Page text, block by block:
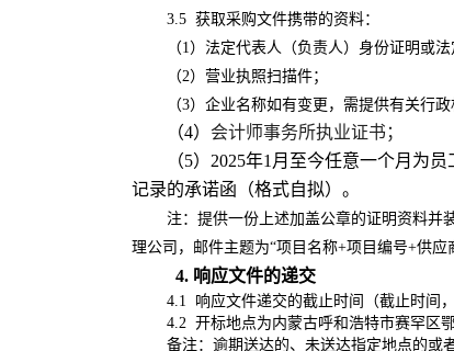
3.5 获取采购文件携带的资料：
（1） 法定代表人 （负责人） 身份证明或法
（2）营业执照扫描件；
（3）企业名称如有变更，需提供有关行
（4） 会计师事务所执业证书；
（5）2025年1月至今任意一个月为
记录的承诺函（格式自拟）。
注：提供一份上述加盖公章的证明资料并
理公司，邮件主题为“项目名称+项目编号+供应
4. 响应文件的递交
4.1 响应文件递交的截止时间（截止时间
4.2 开标地点为内蒙古呼和浩特市赛罕区
备注：逾期送达的、未送达指定地点的或